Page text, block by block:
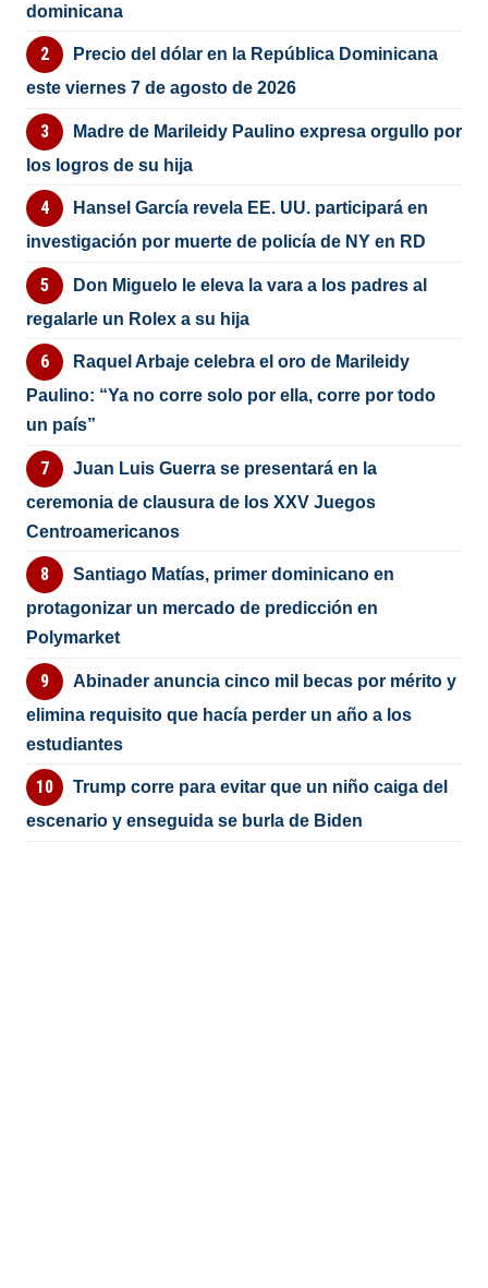
dominicana
Precio del dólar en la República Dominicana
este viernes 7 de agosto de 2026
Madre de Marileidy Paulino expresa orgullo por
los logros de su hija
Hansel García revela EE. UU. participará en
investigación por muerte de policía de NY en RD
Don Miguelo le eleva la vara a los padres al
regalarle un Rolex a su hija
Raquel Arbaje celebra el oro de Marileidy
Paulino: “Ya no corre solo por ella, corre por todo
un país”
Juan Luis Guerra se presentará en la
ceremonia de clausura de los XXV Juegos
Centroamericanos
Santiago Matías, primer dominicano en
protagonizar un mercado de predicción en
Polymarket
Abinader anuncia cinco mil becas por mérito y
elimina requisito que hacía perder un año a los
estudiantes
Trump corre para evitar que un niño caiga del
escenario y enseguida se burla de Biden